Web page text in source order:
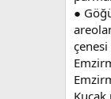
●
Kucak